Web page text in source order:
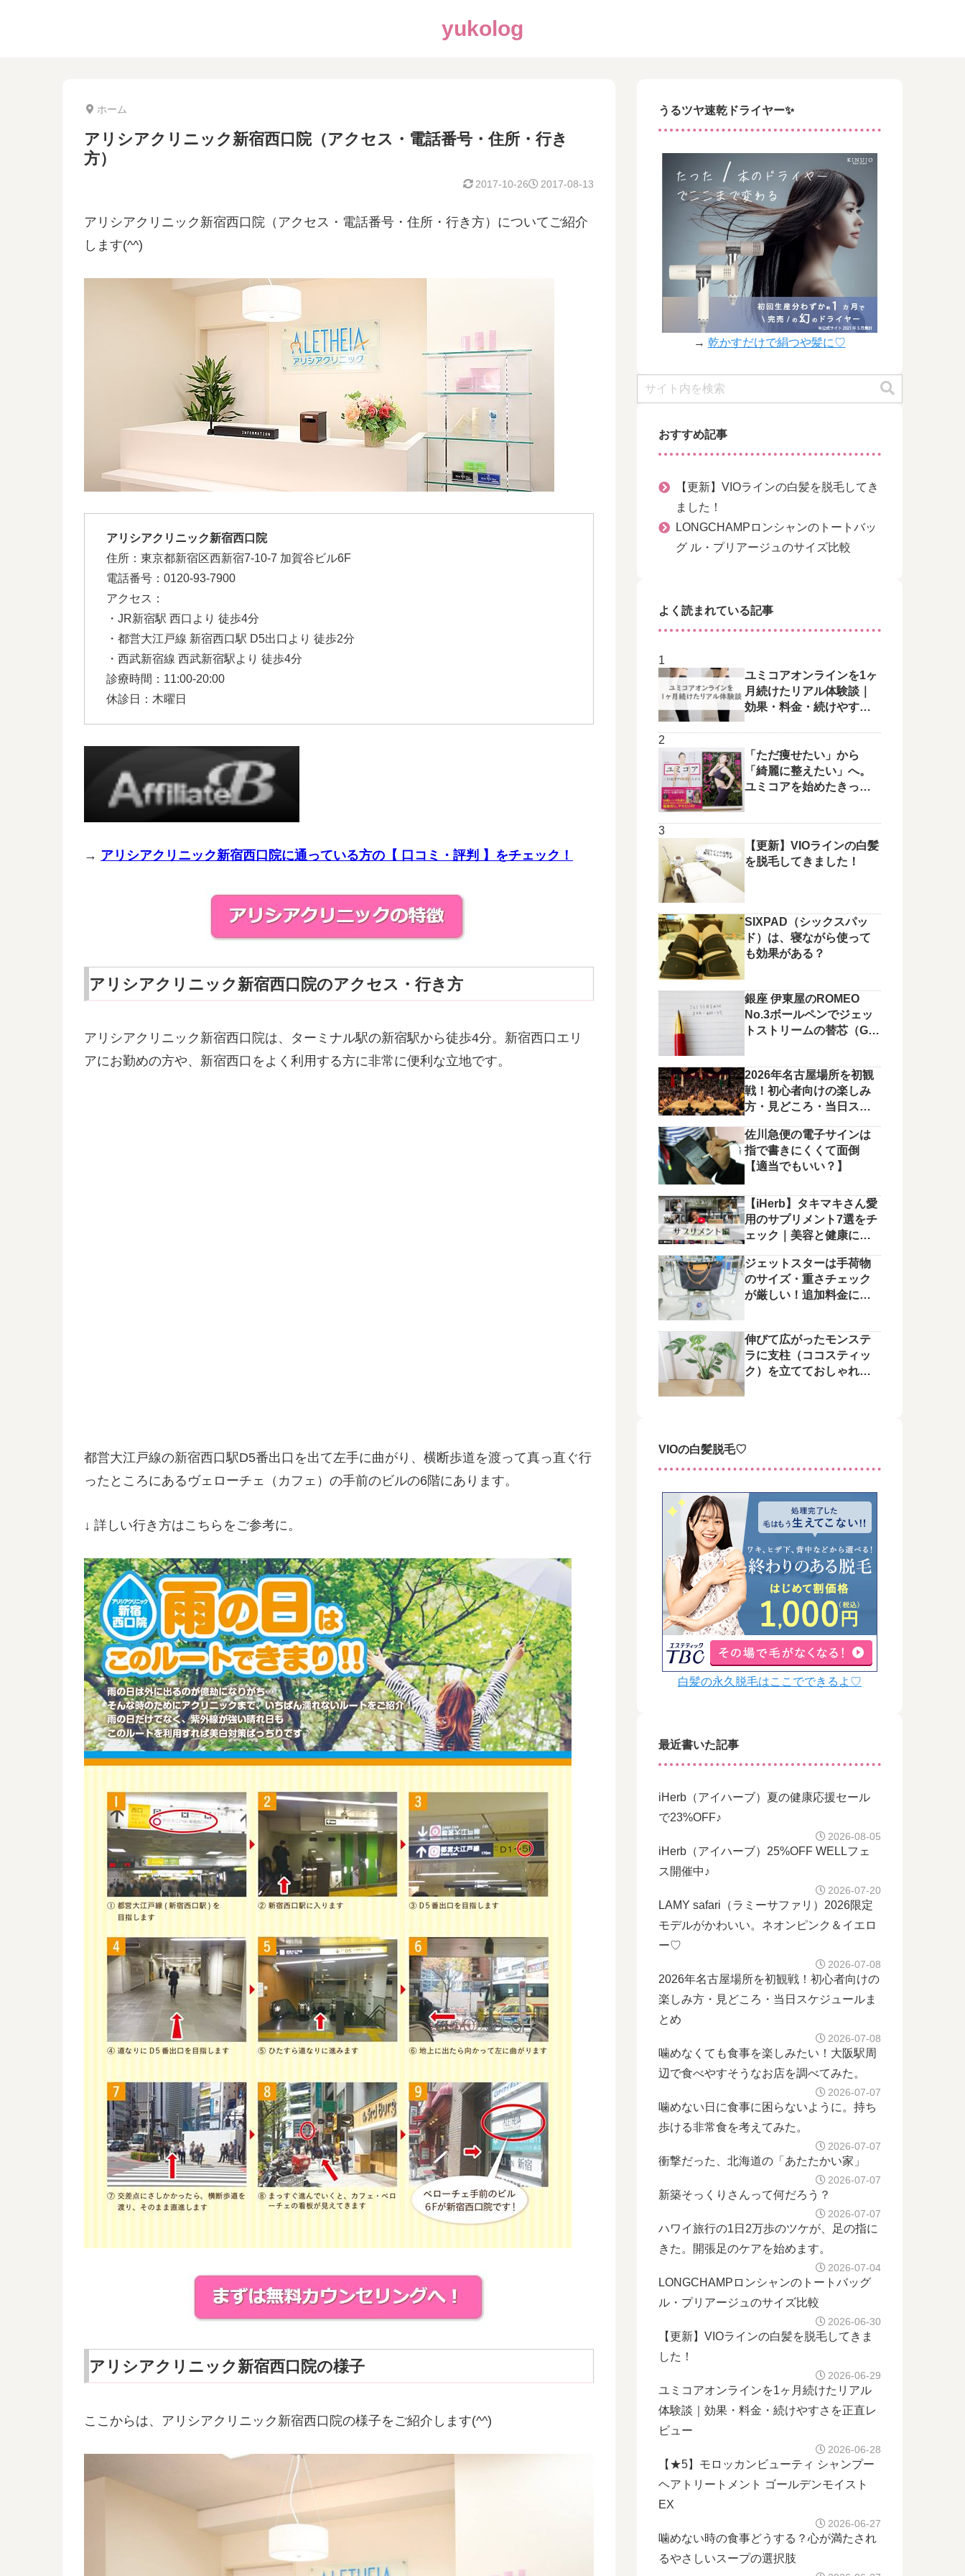
yukolog
ホーム
アリシアクリニック新宿西口院（アクセス・電話番号・住所・行き
方）
2017-08-13
2017-10-26
アリシアクリニック新宿西口院（アクセス・電話番号・住所・行き方）についてご紹介
します(^^)
アリシアクリニック新宿西口院
住所：東京都新宿区西新宿7-10-7 加賀谷ビル6F
電話番号：0120-93-7900
アクセス：
・JR新宿駅 西口より 徒歩4分
・都営大江戸線 新宿西口駅 D5出口より 徒歩2分
・西武新宿線 西武新宿駅より 徒歩4分
診療時間：11:00-20:00
休診日：木曜日
→ アリシアクリニック新宿西口院に通っている方の【 口コミ・評判 】をチェック！
アリシアクリニック新宿西口院のアクセス・行き方
アリシアクリニック新宿西口院は、ターミナル駅の新宿駅から徒歩4分。新宿西口エリ
アにお勤めの方や、新宿西口をよく利用する方に非常に便利な立地です。
都営大江戸線の新宿西口駅D5番出口を出て左手に曲がり、横断歩道を渡って真っ直ぐ行
ったところにあるヴェローチェ（カフェ）の手前のビルの6階にあります。
↓ 詳しい行き方はこちらをご参考に。
アリシアクリニック新宿西口院の様子
ここからは、アリシアクリニック新宿西口院の様子をご紹介します(^^)
うるツヤ速乾ドライヤー✨
→ 乾かすだけで絹つや髪に♡
おすすめ記事
【更新】VIOラインの白髪を脱毛してき
ました！
LONGCHAMPロンシャンのトートバッ
グ ル・プリアージュのサイズ比較
よく読まれている記事
ユミコアオンラインを1ヶ
月続けたリアル体験談｜
効果・料金・続けやすさ
「ただ痩せたい」から
「綺麗に整えたい」へ。
ユミコアを始めたきっか
【更新】VIOラインの白髪
を脱毛してきました！
SIXPAD（シックスパッ
ド）は、寝ながら使って
も効果がある？
銀座 伊東屋のROMEO
No.3ボールペンでジェッ
トストリームの替芯（G2
2026年名古屋場所を初観
戦！初心者向けの楽しみ
方・見どころ・当日スケ
佐川急便の電子サインは
指で書きにくくて面倒
【適当でもいい？】
【iHerb】タキマキさん愛
用のサプリメント7選をチ
ェック｜美容と健康に役
ジェットスターは手荷物
のサイズ・重さチェック
が厳しい！追加料金にご
伸びて広がったモンステ
ラに支柱（ココスティッ
ク）を立てておしゃれに
VIOの白髪脱毛♡
白髪の永久脱毛はここでできるよ♡
最近書いた記事
iHerb（アイハーブ）夏の健康応援セール
で23%OFF♪
2026-08-05
iHerb（アイハーブ）25%OFF WELLフェ
ス開催中♪
2026-07-20
LAMY safari（ラミーサファリ）2026限定
モデルがかわいい。ネオンピンク＆イエロ
ー♡
2026-07-08
2026年名古屋場所を初観戦！初心者向けの
楽しみ方・見どころ・当日スケジュールま
とめ
2026-07-08
噛めなくても食事を楽しみたい！大阪駅周
辺で食べやすそうなお店を調べてみた。
2026-07-07
噛めない日に食事に困らないように。持ち
歩ける非常食を考えてみた。
2026-07-07
衝撃だった、北海道の「あたたかい家」
2026-07-07
新築そっくりさんって何だろう？
2026-07-07
ハワイ旅行の1日2万歩のツケが、足の指に
きた。開張足のケアを始めます。
2026-07-04
LONGCHAMPロンシャンのトートバッグ
ル・プリアージュのサイズ比較
2026-06-30
【更新】VIOラインの白髪を脱毛してきま
した！
2026-06-29
ユミコアオンラインを1ヶ月続けたリアル
体験談｜効果・料金・続けやすさを正直レ
ビュー
2026-06-28
【★5】モロッカンビューティ シャンプー
ヘアトリートメント ゴールデンモイスト
EX
2026-06-27
噛めない時の食事どうする？心が満たされ
るやさしいスープの選択肢